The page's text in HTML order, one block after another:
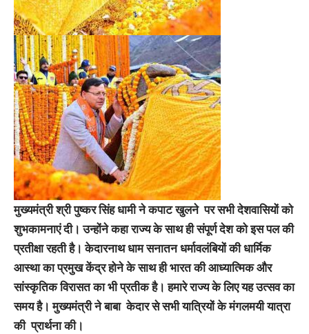
मुख्यमंत्री श्री पुष्कर सिंह धामी ने कपाट खुलने पर सभी देशवासियों को
शुभकामनाएं दी। उन्होंने कहा राज्य के साथ ही संपूर्ण देश को इस पल की
प्रतीक्षा रहती है। केदारनाथ धाम सनातन धर्मावलंबियों की धार्मिक
आस्था का प्रमुख केंद्र होने के साथ ही भारत की आध्यात्मिक और
सांस्कृतिक विरासत का भी प्रतीक है। हमारे राज्य के लिए यह उत्सव का
समय है। मुख्यमंत्री ने बाबा केदार से सभी यात्रियों के मंगलमयी यात्रा
की प्रार्थना की।